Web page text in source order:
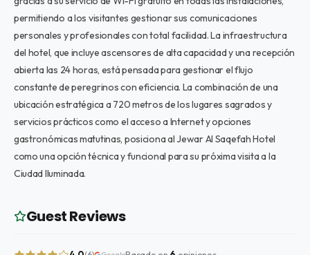
permitiendo a los visitantes gestionar sus comunicaciones
personales y profesionales con total facilidad. La infraestructura
del hotel, que incluye ascensores de alta capacidad y una recepción
abierta las 24 horas, está pensada para gestionar el flujo
constante de peregrinos con eficiencia. La combinación de una
ubicación estratégica a 720 metros de los lugares sagrados y
servicios prácticos como el acceso a Internet y opciones
gastronómicas matutinas, posiciona al Jewar Al Saqefah Hotel
como una opción técnica y funcional para su próxima visita a la
Ciudad Iluminada.
Guest Reviews